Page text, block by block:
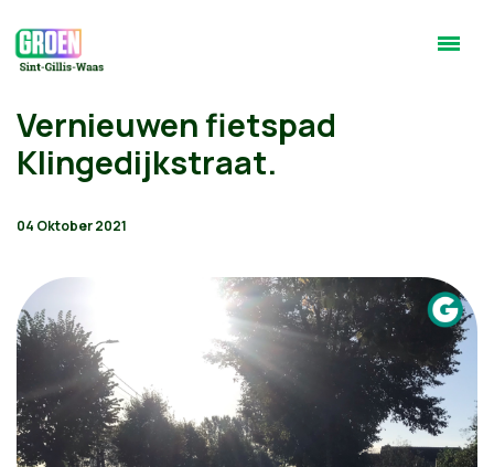
Vernieuwen fietspad
Klingedijkstraat.
04 Oktober 2021